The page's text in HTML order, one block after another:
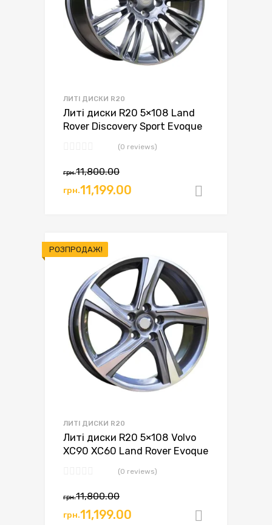
ЛИТІ ДИСКИ R20
Литі диски R20 5×108 Land
Rover Discovery Sport Evoque
(0 reviews)
грн.11,800.00
грн.11,199.00
РОЗПРОДАЖ!
ЛИТІ ДИСКИ R20
Литі диски R20 5×108 Volvo
XC90 XC60 Land Rover Evoque
(0 reviews)
грн.11,800.00
грн.11,199.00